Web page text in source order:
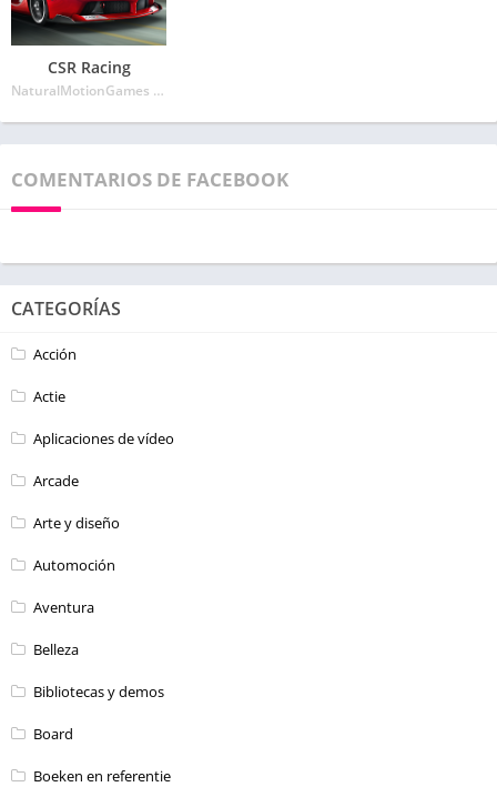
CSR Racing
NaturalMotionGames Ltd
COMENTARIOS DE FACEBOOK
CATEGORÍAS
Acción
Actie
Aplicaciones de vídeo
Arcade
Arte y diseño
Automoción
Aventura
Belleza
Bibliotecas y demos
Board
Boeken en referentie